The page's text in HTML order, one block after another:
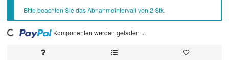
Bitte beachten Sie das Abnahmeintervall von 2 Stk.
Loading... Komponenten werden geladen ...